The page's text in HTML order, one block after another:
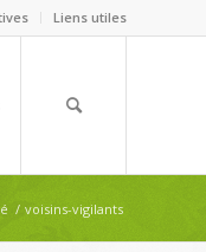
Liens utiles
/ voisins-vigilants